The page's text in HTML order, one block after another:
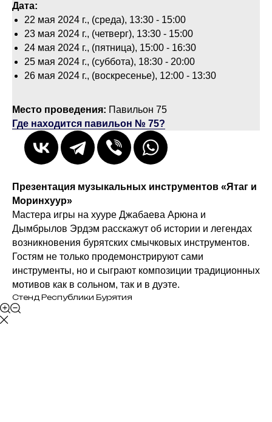
Дата:
22 мая 2024 г., (среда), 13:30 - 15:00
23 мая 2024 г., (четверг), 13:30 - 15:00
24 мая 2024 г., (пятница), 15:00 - 16:30
25 мая 2024 г., (суббота), 18:30 - 20:00
26 мая 2024 г., (воскресенье), 12:00 - 13:30
Место проведения: Павильон 75
Где находится павильон № 75?
Презентация музыкальных инструментов «Ятаг и
Моринхyyр»
Мастера игры на хууре Джабаева Арюна и
Дымбрылов Эрдэм расскажут об истории и легендах
возникновения бурятских смычковых инструментов.
Гостям не только продемонстрируют сами
инструменты, но и сыграют композиции традиционных
мотивов как в сольном, так и в дуэте.
Стенд Республики Бурятия